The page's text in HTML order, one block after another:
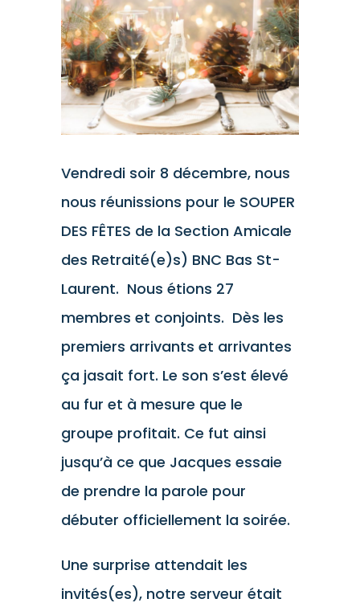
l'image
agrandie
Vendredi soir 8 décembre, nous
nous réunissions pour le SOUPER
DES FÊTES de la Section Amicale
des Retraité(e)s) BNC Bas St-
Laurent. Nous étions 27
membres et conjoints. Dès les
premiers arrivants et arrivantes
ça jasait fort. Le son s’est élevé
au fur et à mesure que le
groupe profitait. Ce fut ainsi
jusqu’à ce que Jacques essaie
de prendre la parole pour
débuter officiellement la soirée.
Une surprise attendait les
invités(es), notre serveur était